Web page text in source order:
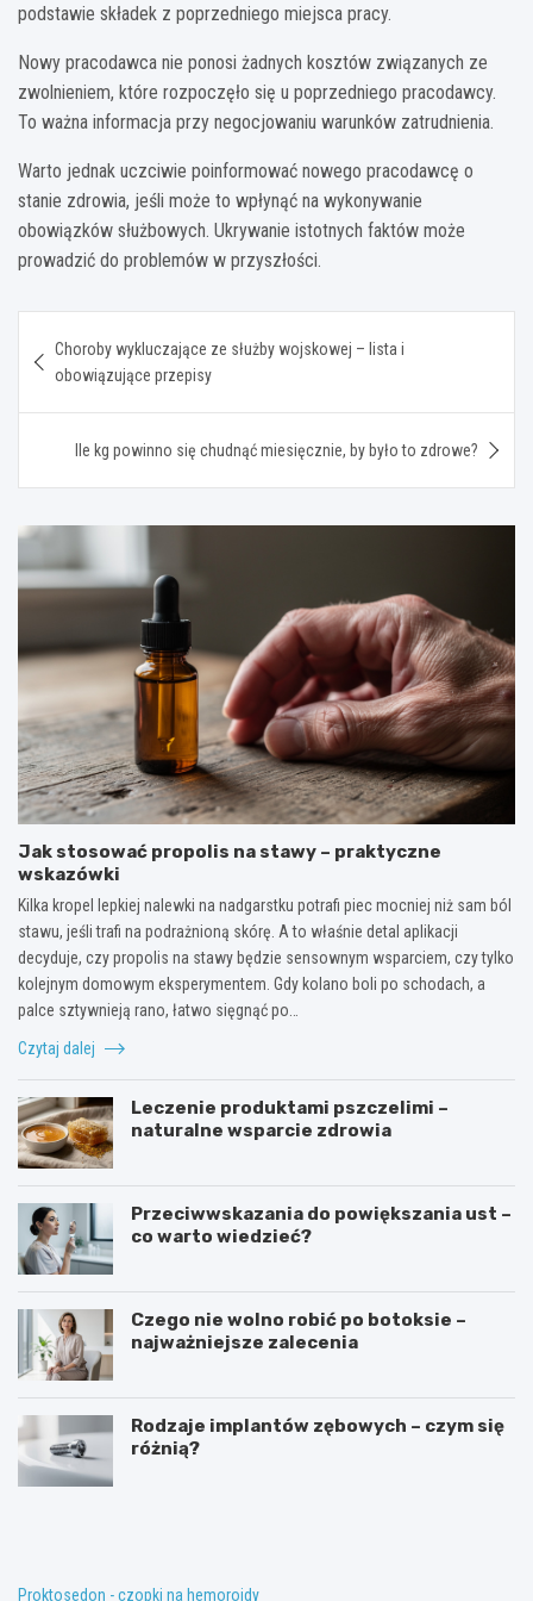
podstawie składek z poprzedniego miejsca pracy.
Nowy pracodawca nie ponosi żadnych kosztów związanych ze
zwolnieniem, które rozpoczęło się u poprzedniego pracodawcy.
To ważna informacja przy negocjowaniu warunków zatrudnienia.
Warto jednak uczciwie poinformować nowego pracodawcę o
stanie zdrowia, jeśli może to wpłynąć na wykonywanie
obowiązków służbowych. Ukrywanie istotnych faktów może
prowadzić do problemów w przyszłości.
wpisu
Choroby wykluczające ze służby wojskowej – lista i
obowiązujące przepisy
Ile kg powinno się chudnąć miesięcznie, by było to zdrowe?
Jak stosować propolis na stawy – praktyczne
wskazówki
Kilka kropel lepkiej nalewki na nadgarstku potrafi piec mocniej niż sam ból
stawu, jeśli trafi na podrażnioną skórę. A to właśnie detal aplikacji
decyduje, czy propolis na stawy będzie sensownym wsparciem, czy tylko
kolejnym domowym eksperymentem. Gdy kolano boli po schodach, a
palce sztywnieją rano, łatwo sięgnąć po…
Czytaj dalej
Leczenie produktami pszczelimi –
naturalne wsparcie zdrowia
Przeciwwskazania do powiększania ust –
co warto wiedzieć?
Czego nie wolno robić po botoksie –
najważniejsze zalecenia
Rodzaje implantów zębowych – czym się
różnią?
T
i
K
n
Proktosedon - czopki na hemoroidy